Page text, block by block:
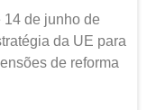
14 de junho de
da UE para
de reforma